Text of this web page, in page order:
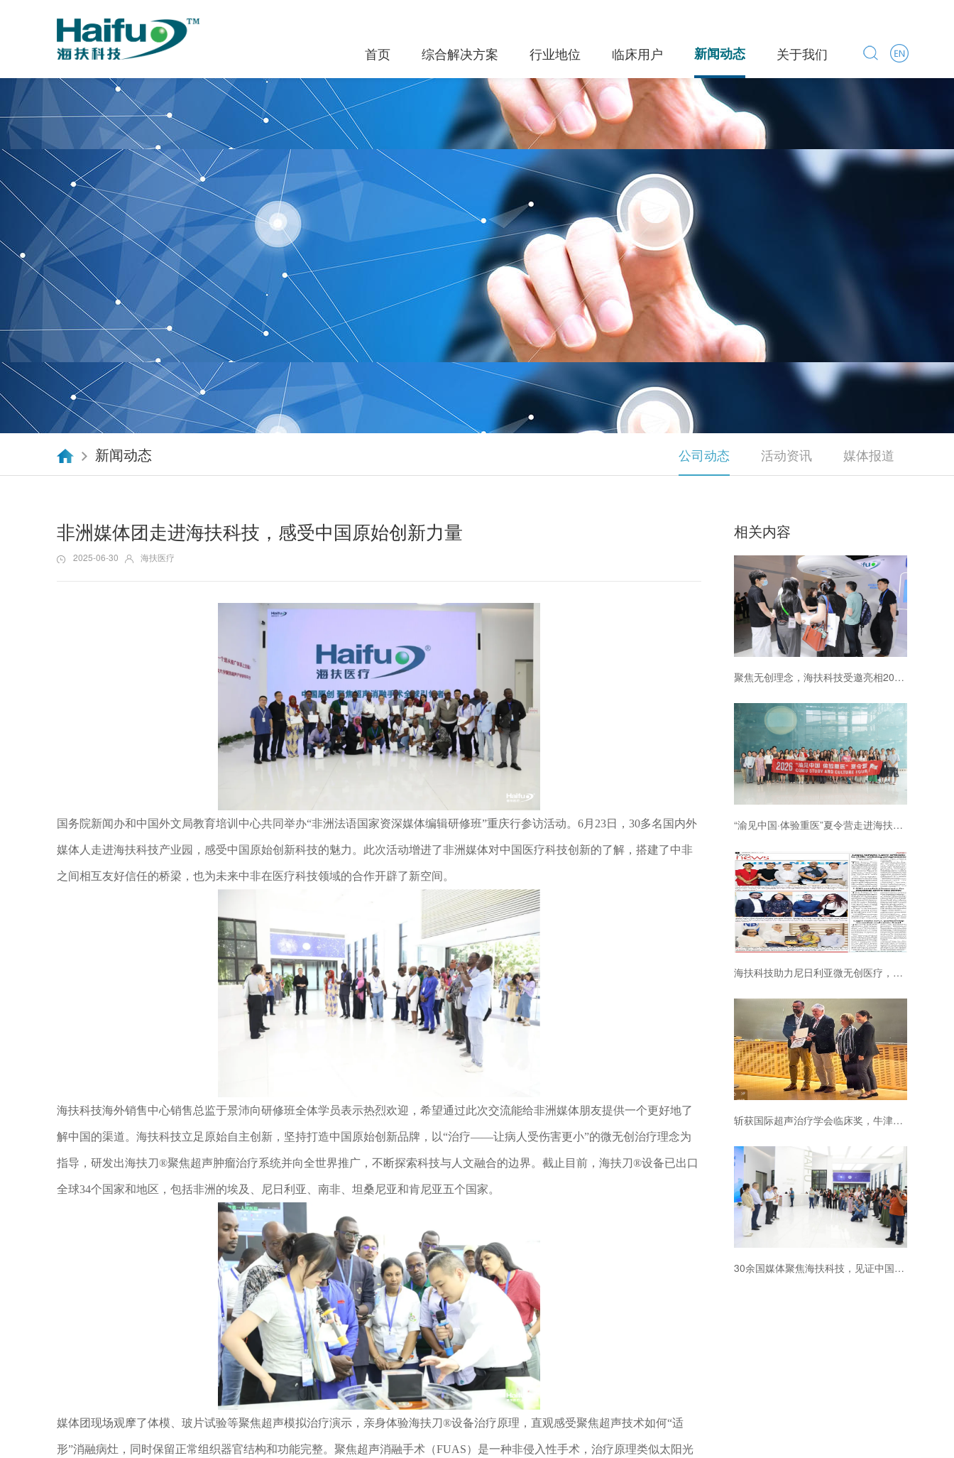
首页 综合解决方案 行业地位 临床用户 新闻动态 关于我们
新闻动态 公司动态 活动资讯 媒体报道
非洲媒体团走进海扶科技，感受中国原始创新力量
2025-06-30 海扶医疗
国务院新闻办和中国外文局教育培训中心共同举办“非洲法语国家资深媒体编辑研修班”重庆行参访活动。6月23日，30多名国内外
媒体人走进海扶科技产业园，感受中国原始创新科技的魅力。此次活动增进了非洲媒体对中国医疗科技创新的了解，搭建了中非
之间相互友好信任的桥梁，也为未来中非在医疗科技领域的合作开辟了新空间。
海扶科技海外销售中心销售总监于景沛向研修班全体学员表示热烈欢迎，希望通过此次交流能给非洲媒体朋友提供一个更好地了
解中国的渠道。海扶科技立足原始自主创新，坚持打造中国原始创新品牌，以“治疗——让病人受伤害更小”的微无创治疗理念为
指导，研发出海扶刀®聚焦超声肿瘤治疗系统并向全世界推广，不断探索科技与人文融合的边界。截止目前，海扶刀®设备已出口
全球34个国家和地区，包括非洲的埃及、尼日利亚、南非、坦桑尼亚和肯尼亚五个国家。
媒体团现场观摩了体模、玻片试验等聚焦超声模拟治疗演示，亲身体验海扶刀®设备治疗原理，直观感受聚焦超声技术如何“适
形”消融病灶，同时保留正常组织器官结构和功能完整。聚焦超声消融手术（FUAS）是一种非侵入性手术，治疗原理类似太阳光
相关内容
聚焦无创理念，海扶科技受邀亮相2026中国医师协会妇产科医师大会
“渝见中国·体验重医”夏令营走进海扶科技
海扶科技助力尼日利亚微无创医疗，中国原创技术守护当地女性健康
斩获国际超声治疗学会临床奖，牛津大学三度引进海扶刀设备
30余国媒体聚焦海扶科技，见证中国原创技术普惠全球